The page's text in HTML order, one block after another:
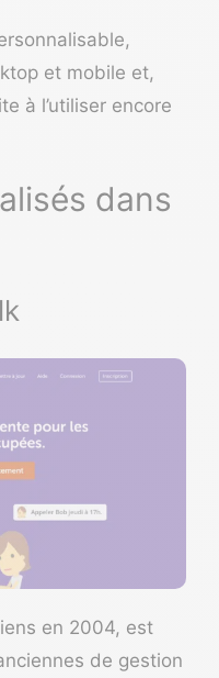
et mobile et,
à l’utiliser encore
dans
en 2004, est
de gestion